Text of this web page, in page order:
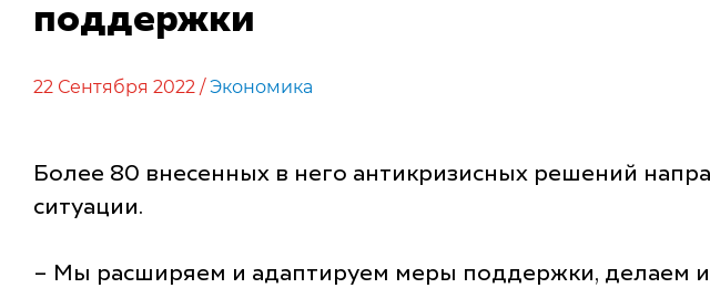
поддержки
22 Сентября 2022 / Экономика
Более 80 внесенных в него антикризисных решений
ситуации.
– Мы расширяем и адаптируем меры поддержки, делаем